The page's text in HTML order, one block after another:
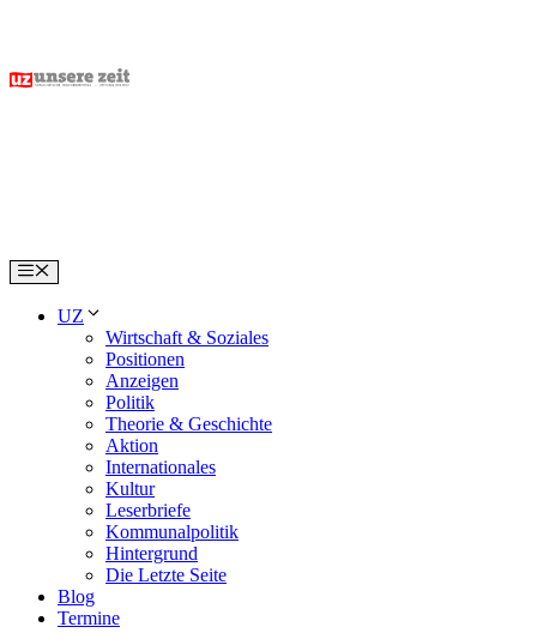
content
Menu
UZ
Wirtschaft & Soziales
Positionen
Anzeigen
Politik
Theorie & Geschichte
Aktion
Internationales
Kultur
Leserbriefe
Kommunalpolitik
Hintergrund
Die Letzte Seite
Blog
Termine